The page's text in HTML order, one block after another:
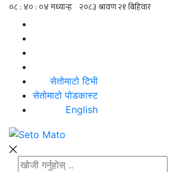
सेतोमाटो टिभी
सेतोमाटो पोडकास्ट
English